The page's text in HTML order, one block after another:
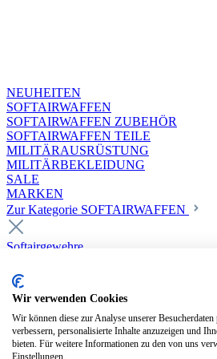
NEUHEITEN
SOFTAIRWAFFEN
SOFTAIRWAFFEN ZUBEHÖR
SOFTAIRWAFFEN TEILE
MILITÄRAUSRÜSTUNG
MILITÄRBEKLEIDUNG
SALE
MARKEN
Zur Kategorie SOFTAIRWAFFEN
Softairgewehre
Deluxe Custom Guns ab 18
Softair elektrisch ab 18
Softair elektrisch ab 14
Softair gasbetrieben ab 18
Softair HPA Luftdruck ab 18
Historische Softairwaffen
Wir verwenden Cookies
Wir können diese zur Analyse unserer Besucherdaten
verbessern, personalisierte Inhalte anzuzeigen und
bieten. Für weitere Informationen zu den von uns
Einstellungen.